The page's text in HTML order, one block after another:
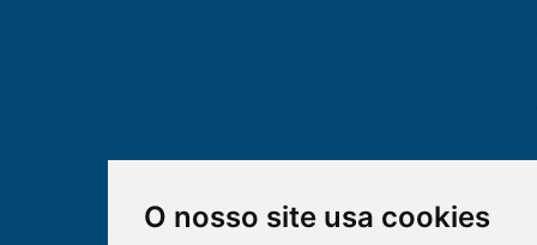
O nosso site usa cookies